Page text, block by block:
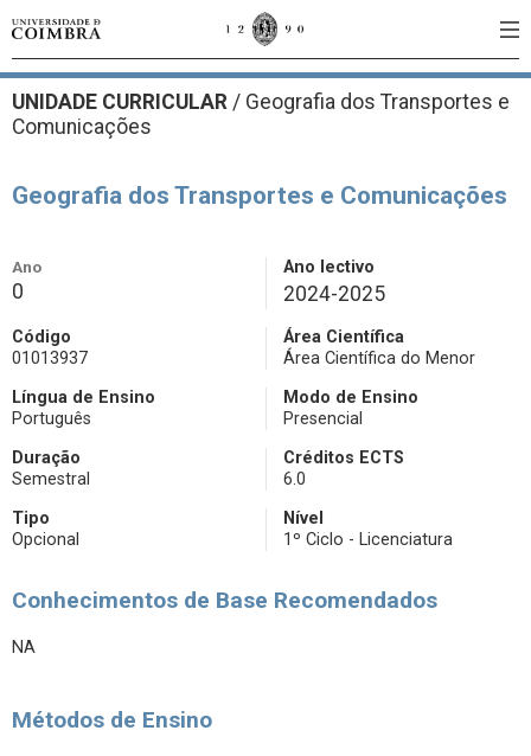
UNIDADE CURRICULAR / Geografia dos Transportes e
Comunicações
Geografia dos Transportes e Comunicações
Ano
0
Ano lectivo
2024-2025
Código
01013937
Área Científica
Área Científica do Menor
Língua de Ensino
Português
Modo de Ensino
Presencial
Duração
Semestral
Créditos ECTS
6.0
Tipo
Opcional
Nível
1º Ciclo - Licenciatura
Conhecimentos de Base Recomendados
NA
Métodos de Ensino